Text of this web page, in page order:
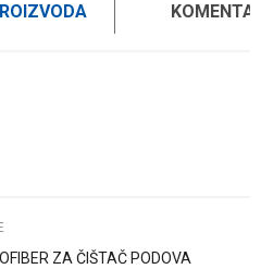
ZA ČIŠTAČ PODOVA